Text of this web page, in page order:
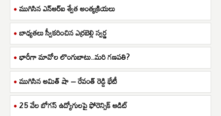
ముగిసిన ఎన్ఆర్ఐ శ్వేత అంత్యక్రియలు
బాధ్యతలు స్వీకరించిన ఎర్రబెల్లి స్వర్ణ
భారీగా మావోల లొంగుబాటు..మరి గణపతి?
ముగిసిన అమిత్ షా – రేవంత్ రెడ్డి భేటీ
25 వేల బోగస్ ఉద్యోగులపై ఫోరెన్సిక్ ఆడిట్